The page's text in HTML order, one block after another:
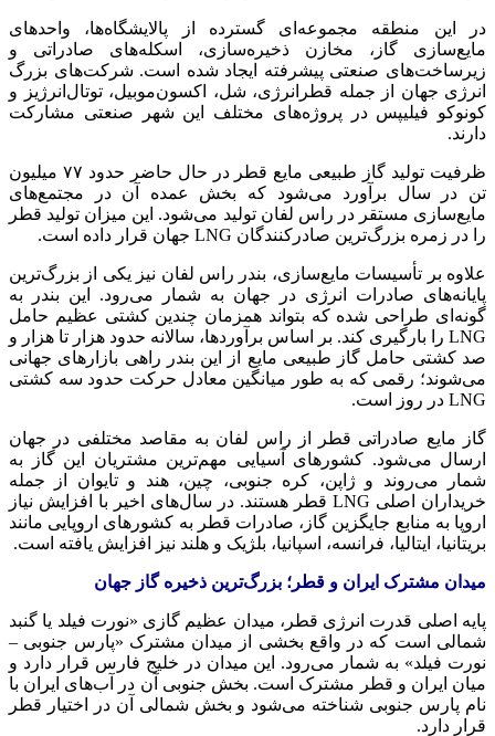
در این منطقه مجموعه‌ای گسترده از پالایشگاه‌ها، واحدهای
مایع‌سازی گاز، مخازن ذخیره‌سازی، اسکله‌های صادراتی و
زیرساخت‌های صنعتی پیشرفته ایجاد شده است. شرکت‌های بزرگ
انرژی جهان از جمله قطرانرژی، شل، اکسون‌موبیل، توتال‌انرژیز و
کونوکو فیلیپس در پروژه‌های مختلف این شهر صنعتی مشارکت
دارند.
ظرفیت تولید گاز طبیعی مایع قطر در حال حاضر حدود ۷۷ میلیون
تن در سال برآورد می‌شود که بخش عمده آن در مجتمع‌های
مایع‌سازی مستقر در راس لفان تولید می‌شود. این میزان تولید قطر
را در زمره بزرگ‌ترین صادرکنندگان LNG جهان قرار داده است.
علاوه بر تأسیسات مایع‌سازی، بندر راس لفان نیز یکی از بزرگ‌ترین
پایانه‌های صادرات انرژی در جهان به شمار می‌رود. این بندر به
گونه‌ای طراحی شده که بتواند همزمان چندین کشتی عظیم حامل
LNG را بارگیری کند. بر اساس برآوردها، سالانه حدود هزار تا هزار و
صد کشتی حامل گاز طبیعی مایع از این بندر راهی بازارهای جهانی
می‌شوند؛ رقمی که به طور میانگین معادل حرکت حدود سه کشتی
LNG در روز است.
گاز مایع صادراتی قطر از راس لفان به مقاصد مختلفی در جهان
ارسال می‌شود. کشورهای آسیایی مهم‌ترین مشتریان این گاز به
شمار می‌روند و ژاپن، کره جنوبی، چین، هند و تایوان از جمله
خریداران اصلی LNG قطر هستند. در سال‌های اخیر با افزایش نیاز
اروپا به منابع جایگزین گاز، صادرات قطر به کشورهای اروپایی مانند
بریتانیا، ایتالیا، فرانسه، اسپانیا، بلژیک و هلند نیز افزایش یافته است.
میدان مشترک ایران و قطر؛ بزرگ‌ترین ذخیره گاز جهان
پایه اصلی قدرت انرژی قطر، میدان عظیم گازی «نورت فیلد یا گنبد
شمالی است که در واقع بخشی از میدان مشترک «پارس جنوبی –
نورت فیلد» به شمار می‌رود. این میدان در خلیج فارس قرار دارد و
میان ایران و قطر مشترک است. بخش جنوبی آن در آب‌های ایران با
نام پارس جنوبی شناخته می‌شود و بخش شمالی آن در اختیار قطر
قرار دارد.